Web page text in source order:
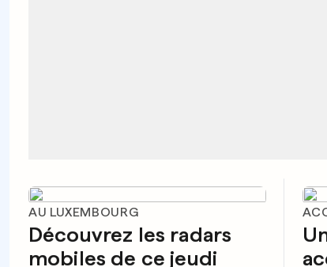
AU LUXEMBOURG
Découvrez les radars
mobiles de ce jeudi